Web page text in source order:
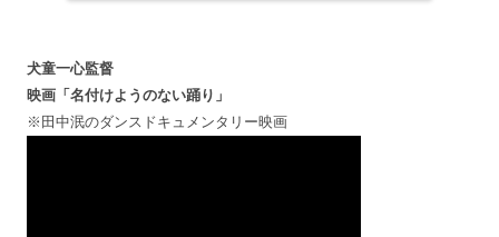
犬童一心監督
映画「名付けようのない踊り」
※田中泯のダンスドキュメンタリー映画